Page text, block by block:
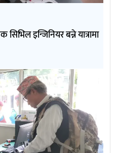
इन्जिनियर बन्ने यात्रामा